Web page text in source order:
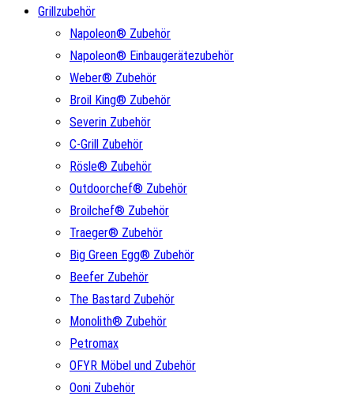
Grillzubehör
Napoleon® Zubehör
Napoleon® Einbaugerätezubehör
Weber® Zubehör
Broil King® Zubehör
Severin Zubehör
C-Grill Zubehör
Rösle® Zubehör
Outdoorchef® Zubehör
Broilchef® Zubehör
Traeger® Zubehör
Big Green Egg® Zubehör
Beefer Zubehör
The Bastard Zubehör
Monolith® Zubehör
Petromax
OFYR Möbel und Zubehör
Ooni Zubehör